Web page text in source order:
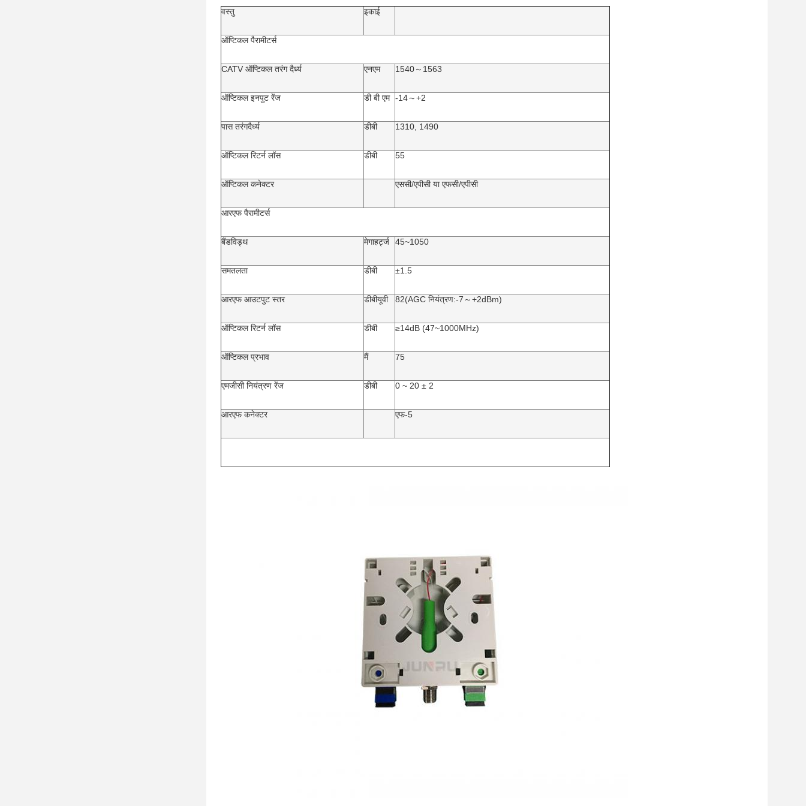
वस्तु इकाई
ऑप्टिकल पैरामीटर्स
CATV ऑप्टिकल तरंग दैर्ध्य एनएम 1540～1563
ऑप्टिकल इनपुट रेंज डी बी एम -14～+2
पास तरंगदैर्ध्य डीबी 1310, 1490
ऑप्टिकल रिटर्न लॉस डीबी 55
ऑप्टिकल कनेक्टर एससी/एपीसी या एफसी/एपीसी
आरएफ पैरामीटर्स
बैंडविड्थ मेगाहर्ट्ज 45~1050
समतलता डीबी ±1.5
आरएफ आउटपुट स्तर डीबीयूवी 82(AGC नियंत्रण:-7～+2dBm)
ऑप्टिकल रिटर्न लॉस डीबी ≥14dB (47~1000MHz)
ऑप्टिकल प्रभाव मैं 75
एमजीसी नियंत्रण रेंज डीबी 0 ~ 20 ± 2
आरएफ कनेक्टर एफ-5